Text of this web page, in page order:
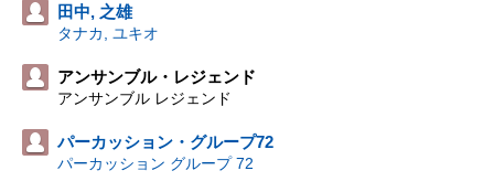
田中, 之雄
タナカ, ユキオ
アンサンブル・レジェンド
アンサンブル レジェンド
パーカッション・グループ72
パーカッション グループ 72